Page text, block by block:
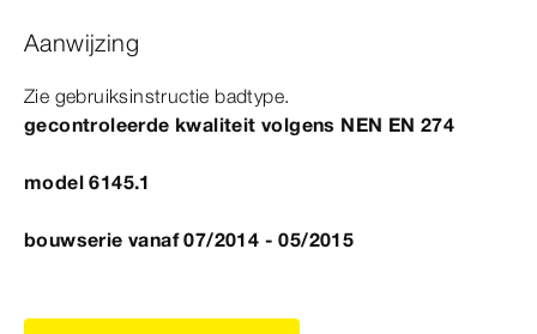
Aanwijzing
Zie gebruiksinstructie badtype.
gecontroleerde kwaliteit volgens NEN EN 274
model 6145.1
bouwserie vanaf 07/2014 - 05/2015